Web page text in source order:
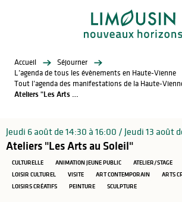
Accueil
Séjourner
L’agenda de tous les évènements en Haute-Vienne
Tout l’agenda des manifestations de la Haute-
Ateliers "Les Arts au Soleil"
Jeudi 6 août de 14:30 à 16:00 / Jeudi 13 août
Ateliers "Les Arts au Soleil"
CULTURELLE ANIMATION JEUNE PUBLIC ATELIER/STAGE
LOISIR CULTUREL
VISITE ART CONTEMPORAIN
ARTS
LOISIRS CRÉATIFS
PEINTURE SCULPTURE